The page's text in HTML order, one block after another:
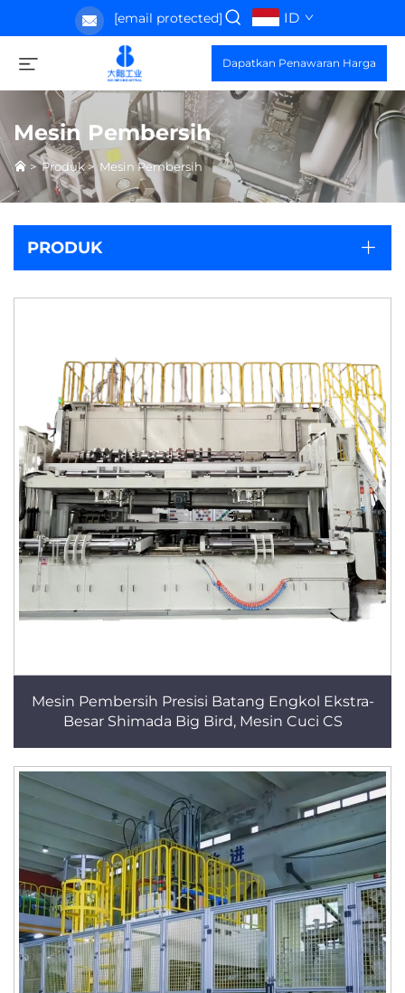
[email protected] ID
Dapatkan Penawaran Harga
Mesin Pembersih
>Produk>Mesin Pembersih
PRODUK
Mesin Pembersih Presisi Batang Engkol Ekstra-
Besar Shimada Big Bird, Mesin Cuci CS